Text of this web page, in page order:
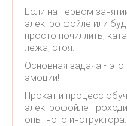
Если на первом
электро фойле или
просто почиллить,
лежа, стоя.
Основная задача -
эмоции!
Прокат и процесс
электрофойле
опытного инструктора.